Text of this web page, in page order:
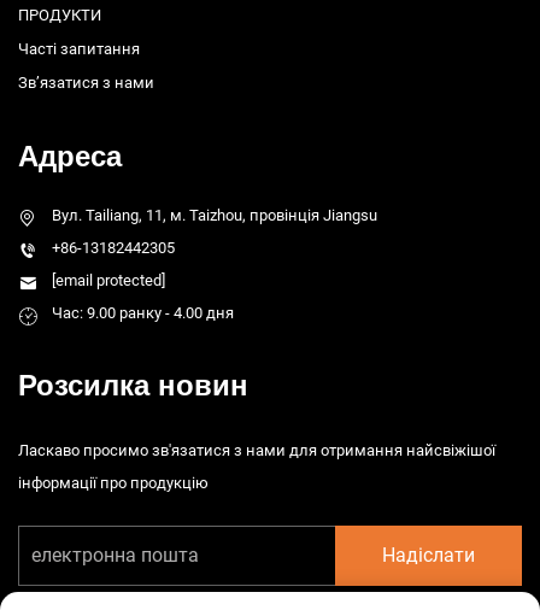
ПРОДУКТИ
Часті запитання
Зв’язатися з нами
Адреса
Вул. Tailiang, 11, м. Taizhou, провінція Jiangsu
+86-13182442305
[email protected]
Час: 9.00 ранку - 4.00 дня
Розсилка новин
Ласкаво просимо зв'язатися з нами для отримання найсвіжішої
інформації про продукцію
Надіслати